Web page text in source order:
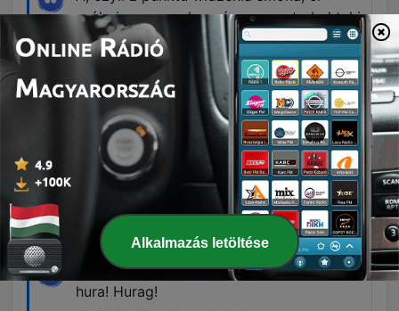
próbujący go pokonać rycerze, to był taki
ówczesny Uber Eats.
00:13:09 · Humorystyczne porównanie
średniowiecznych rycerzy do współczesnej
usługi dostawy jedzenia.
Puda to dawna rosyjska jednostka miary
masy. Stosowana w Polsce pod zaborami.
Pud to jakieś 16 kilogramów.
00:15:12 · Wyjaśnienie etymologii i znaczenia
historycznego użytego w bajce zwrotu.
Okrzyk hura to pierwotnie mongolskie
hura! Hurag!
Alkalmazás letöltése